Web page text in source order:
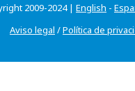
2009-2024 | English -
Aviso legal /Política de